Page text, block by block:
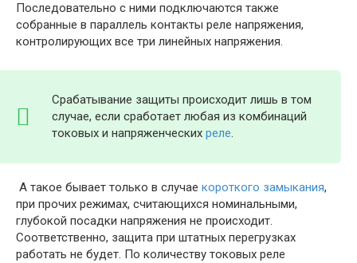
Последовательно с ними подключаются также
собранные в параллель контакты реле напряжения,
контролирующих все три линейных напряжения.
Срабатывание защиты происходит лишь в том
случае, если сработает любая из комбинаций
токовых и напряженческих реле.
А такое бывает только в случае короткого замыкания,
при прочих режимах, считающихся номинальными,
глубокой посадки напряжения не происходит.
Соответственно, защита при штатных перегрузках
работать не будет. По количеству токовых реле